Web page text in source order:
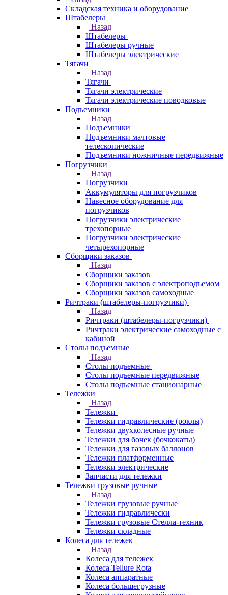
Складская техника и оборудование
Штабелеры
Назад
Штабелеры
Штабелеры ручные
Штабелеры электрические
Тягачи
Назад
Тягачи
Тягачи электрические
Тягачи электрические поводковые
Подъемники
Назад
Подъемники
Подъемники мачтовые
телескопические
Подъемники ножничные передвижные
Погрузчики
Назад
Погрузчики
Аккумуляторы для погрузчиков
Навесное оборудование для
погрузчиков
Погрузчики электрические
трехопорные
Погрузчики электрические
четырехопорные
Сборщики заказов
Назад
Сборщики заказов
Сборщики заказов с электроподъемом
Сборщики заказов самоходные
Ричтраки (штабелеры-погрузчики)
Назад
Ричтраки (штабелеры-погрузчики)
Ричтраки электрические самоходные с
кабиной
Столы подъемные
Назад
Столы подъемные
Столы подъемные передвижные
Столы подъемные стационарные
Тележки
Назад
Тележки
Тележки гидравлические (роклы)
Тележки двухколесные ручные
Тележки для бочек (бочкокаты)
Тележки для газовых баллонов
Тележки платформенные
Тележки электрические
Запчасти для тележки
Тележки грузовые ручные
Назад
Тележки грузовые ручные
Тележки гидравлически
Тележки грузовые Стелла-техник
Тележки складные
Колеса для тележек
Назад
Колеса для тележек
Колеса Tellure Rota
Колеса аппаратные
Колеса большегрузные